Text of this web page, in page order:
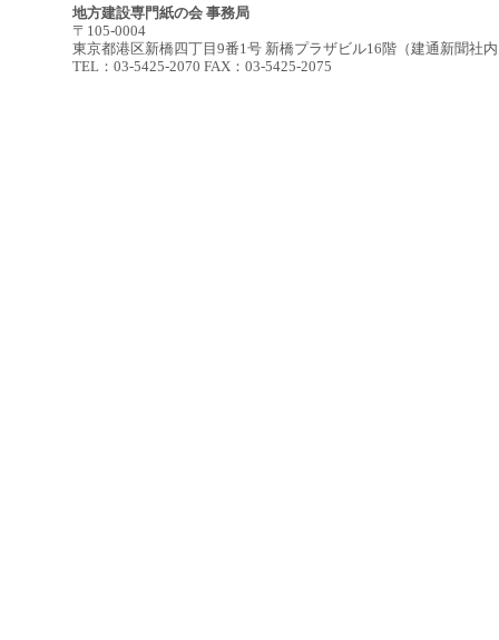
地方建設専門紙の会 事務局
〒105-0004
東京都港区新橋四丁目9番1号 新橋プラザビル16階（建通新聞社
TEL：03-5425-2070 FAX：03-5425-2075